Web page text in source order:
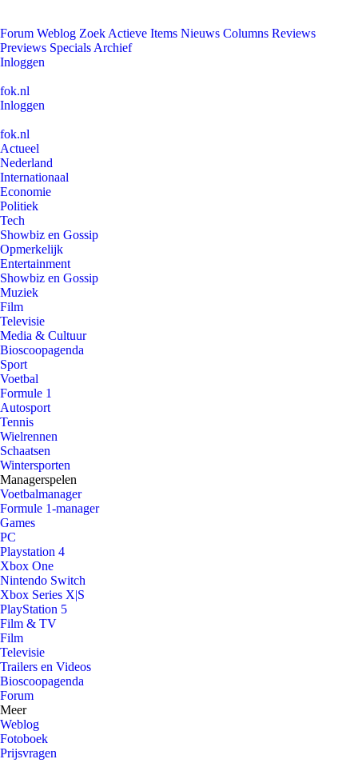
Forum Weblog Zoek Actieve Items Nieuws Columns Reviews
Previews Specials Archief
Inloggen
fok.nl
Inloggen
fok.nl
Actueel
Nederland
Internationaal
Economie
Politiek
Tech
Showbiz en Gossip
Opmerkelijk
Entertainment
Showbiz en Gossip
Muziek
Film
Televisie
Media & Cultuur
Bioscoopagenda
Sport
Voetbal
Formule 1
Autosport
Tennis
Wielrennen
Schaatsen
Wintersporten
Managerspelen
Voetbalmanager
Formule 1-manager
Games
PC
Playstation 4
Xbox One
Nintendo Switch
Xbox Series X|S
PlayStation 5
Film & TV
Film
Televisie
Trailers en Videos
Bioscoopagenda
Forum
Meer
Weblog
Fotoboek
Prijsvragen